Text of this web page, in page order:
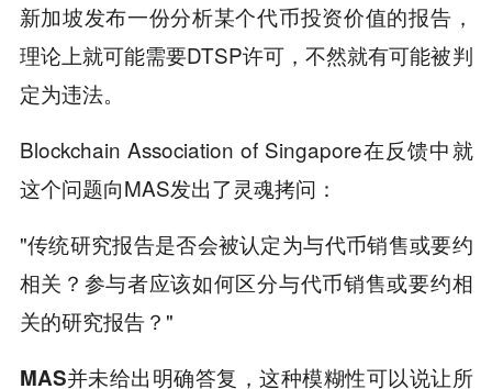
新加坡发布一份分析某个代币投资价值的报告，
理论上就可能需要DTSP许可，不然就有可能被判
定为违法。
Blockchain Association of Singapore在反馈中就
这个问题向MAS发出了灵魂拷问：
"传统研究报告是否会被认定为与代币销售或要约
相关？参与者应该如何区分与代币销售或要约相
关的研究报告？"
MAS并未给出明确答复，这种模糊性可以说让所